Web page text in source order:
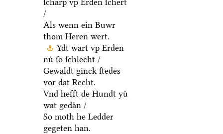
ſcharp vp Erden ſchert
/
Als wenn ein Buwr
thom Heren wert.
Ydt wart vp Erden
nuͤ ſo ſchlecht /
Gewaldt ginck ſtedes
vor dat Recht.
Vnd hefft de Hundt yuͤ
wat gedaͤn /
So moth he Ledder
gegeten han.